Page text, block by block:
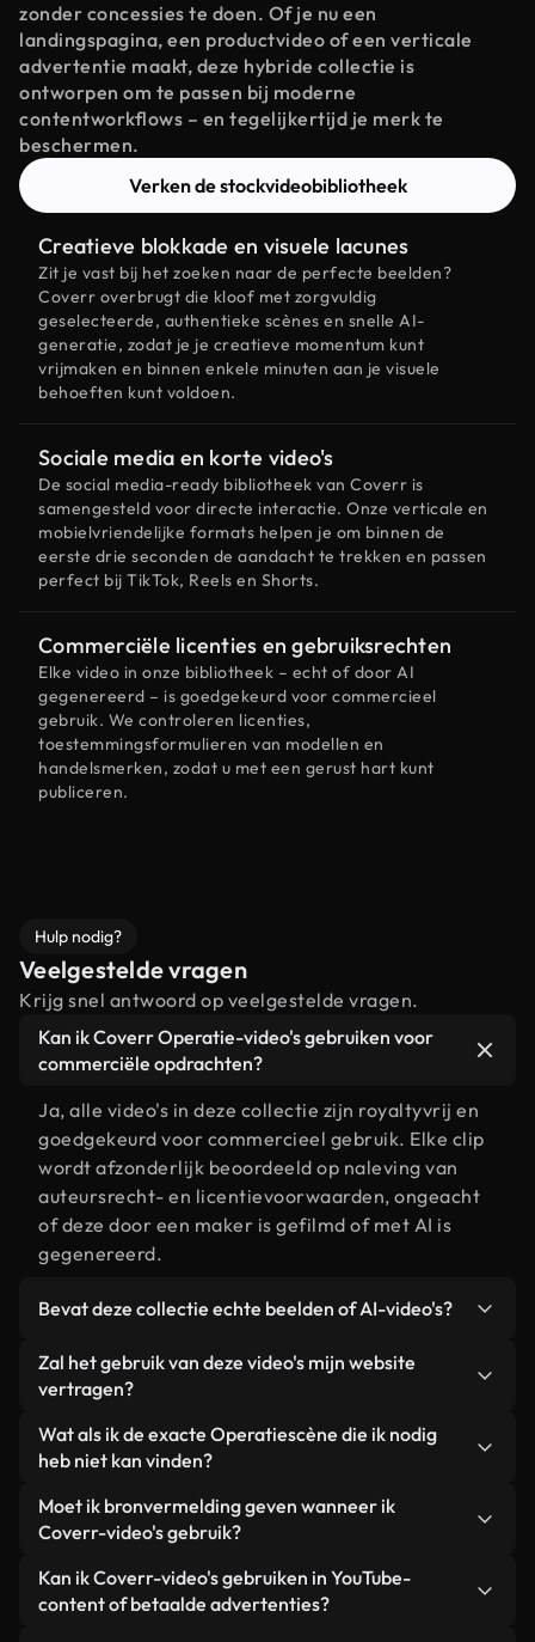
zonder concessies te doen. Of je nu een
landingspagina, een productvideo of een verticale
advertentie maakt, deze hybride collectie is
ontworpen om te passen bij moderne
contentworkflows – en tegelijkertijd je merk te
beschermen.
Verken de stockvideobibliotheek
Creatieve blokkade en visuele lacunes
Zit je vast bij het zoeken naar de perfecte beelden?
Coverr overbrugt die kloof met zorgvuldig
geselecteerde, authentieke scènes en snelle AI-
generatie, zodat je je creatieve momentum kunt
vrijmaken en binnen enkele minuten aan je visuele
behoeften kunt voldoen.
Sociale media en korte video's
De social media-ready bibliotheek van Coverr is
samengesteld voor directe interactie. Onze verticale en
mobielvriendelijke formats helpen je om binnen de
eerste drie seconden de aandacht te trekken en passen
perfect bij TikTok, Reels en Shorts.
Commerciële licenties en gebruiksrechten
Elke video in onze bibliotheek – echt of door AI
gegenereerd – is goedgekeurd voor commercieel
gebruik. We controleren licenties,
toestemmingsformulieren van modellen en
handelsmerken, zodat u met een gerust hart kunt
publiceren.
Hulp nodig?
Veelgestelde vragen
Krijg snel antwoord op veelgestelde vragen.
Kan ik Coverr Operatie-video's gebruiken voor
commerciële opdrachten?
Ja, alle video's in deze collectie zijn royaltyvrij en
goedgekeurd voor commercieel gebruik. Elke clip
wordt afzonderlijk beoordeeld op naleving van
auteursrecht- en licentievoorwaarden, ongeacht
of deze door een maker is gefilmd of met AI is
gegenereerd.
Bevat deze collectie echte beelden of AI-video's?
Beide. Dit is een hybride bibliotheek die bestaat
uit echte, door mensen gefilmde beelden van
video's. Elke video is duidelijk gelabeld, zodat je
altijd weet wat je gebruikt.
Zal het gebruik van deze video's mijn website
vertragen?
Niet als u voor onze geoptimaliseerde versies
kiest. Wij bieden lichtgewicht, webklare formaten
achtergrond. Zo blijft de kwaliteit hoog, worden de
laadtijden geminimaliseerd en worden
statistieken zoals LCP verbeterd.
Wat als ik de exacte Operatiescène die ik nodig
heb niet kan vinden?
Met Coverr AI Studio maak je direct een video.
Beschrijf de scène – bijvoorbeeld "Operatie bij
enkele seconden een gepersonaliseerde video die
voldoet aan onze licentievoorwaarden.
Moet ik bronvermelding geven wanneer ik
Coverr-video's gebruik?
Naamsvermelding is niet vereist. Alle video's in
onze stockbibliotheek zijn royaltyvrij en kunnen
Kan ik Coverr-video's gebruiken in YouTube-
content of betaalde advertenties?